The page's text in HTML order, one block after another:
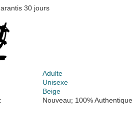
30 jours
Adulte
Unisexe
Beige
Nouveau; 100% Authentique